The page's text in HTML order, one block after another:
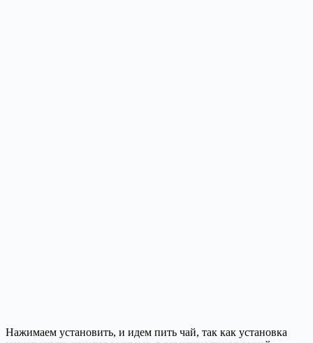
Нажимаем установить, и идем пить чай, так как установка